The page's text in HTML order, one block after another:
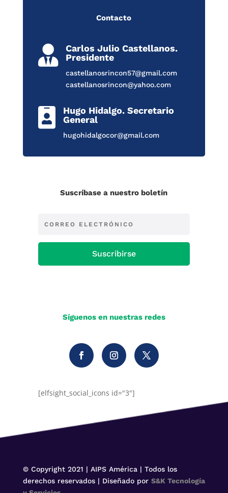
Contacto

Carlos Julio Castellanos.
Presidente
castellanosrincon57@gmail.com
castellanosrincon@yahoo.com

Hugo Hidalgo. Secretario
General
hugohidalgocor@gmail.com
Suscríbase a nuestro boletín
Suscribirse
Síguenos en nuestras redes
[elfsight_social_icons id="3"]
© Copyright 2021 | AIPS América | Todos los
derechos reservados | Diseñado por S&K Tecnología